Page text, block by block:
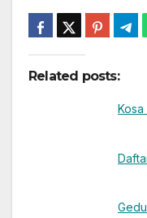
Related posts:
Kosa